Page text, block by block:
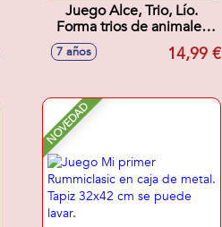
Juego Alce, Trio, Lío.
Forma trios de animales
antes que nadie. Contiene
7 años 14,99 €
NOVEDAD